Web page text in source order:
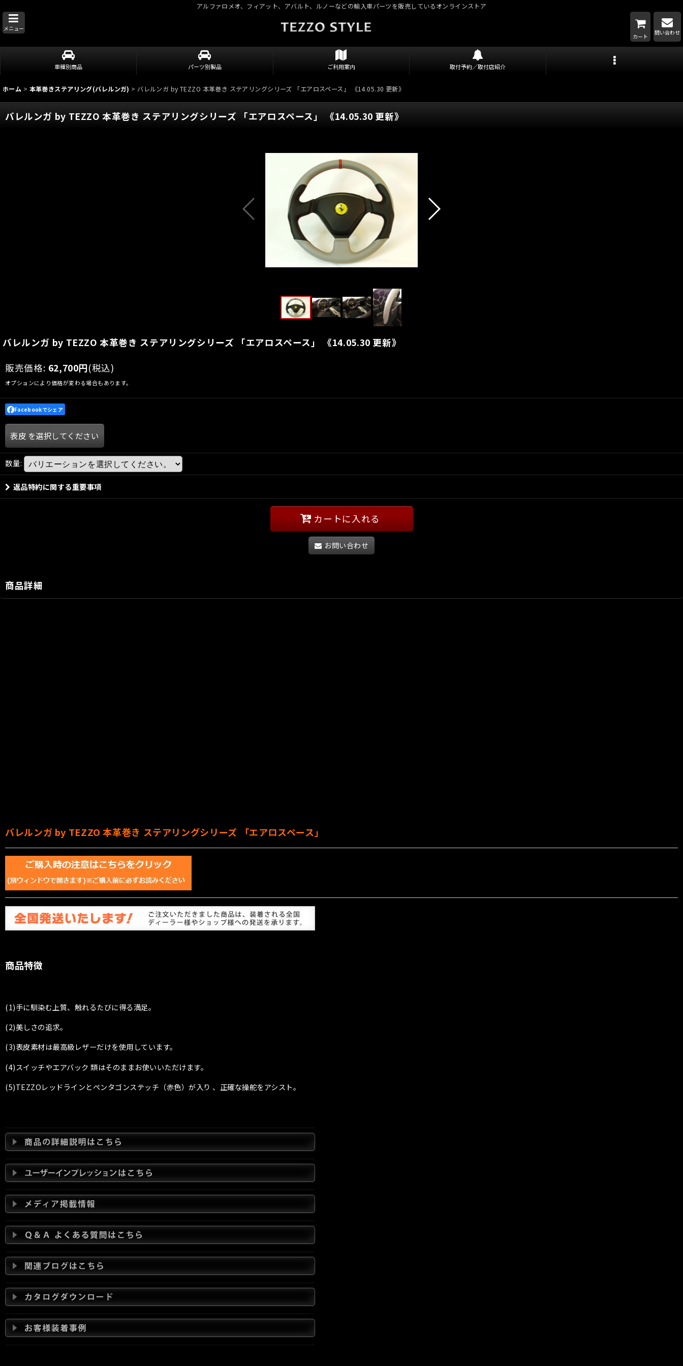
アルファロメオ、フィアット、アバルト、ルノーなどの輸入車パーツを販売しているオンラインストア
メニュー
カート
問い合わせ
車種別商品 パーツ別製品 ご利用案内 取付予約／取付店紹介
ホーム > 本革巻きステアリング(バレルンガ) > バレルンガ by TEZZO 本革巻き ステアリングシリーズ 「エアロスペース」 《14.05.30 更新》
バレルンガ by TEZZO 本革巻き ステアリングシリーズ 「エアロスペース」 《14.05.30 更新》
バレルンガ by TEZZO 本革巻き ステアリングシリーズ 「エアロスペース」 《14.05.30 更新》
販売価格: 62,700円(税込)
オプションにより価格が変わる場合もあります。
Facebookでシェア
表皮 を選択してください
数量:
返品特約に関する重要事項
カートに入れる
お問い合わせ
商品詳細
バレルンガ by TEZZO 本革巻き ステアリングシリーズ 「エアロスペース」
商品特徴
(1)手に馴染む上質、触れるたびに得る満足。
(2)美しさの追求。
(3)表皮素材は最高級レザーだけを使用しています。
(4)スイッチやエアバック 類はそのままお使いいただけます。
(5)TEZZOレッドラインとペンタゴンステッチ（赤色）が入り 、正確な操舵をアシスト。